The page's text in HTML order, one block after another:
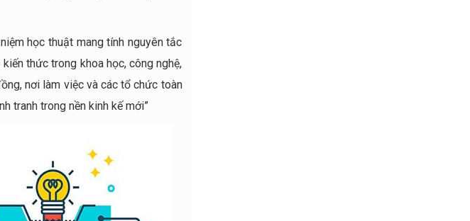
học thuật mang tính nguyên tắc
thức trong khoa học, công nghệ,
nơi làm việc và các tổ chức toàn
tranh trong nền kinh kế mới”